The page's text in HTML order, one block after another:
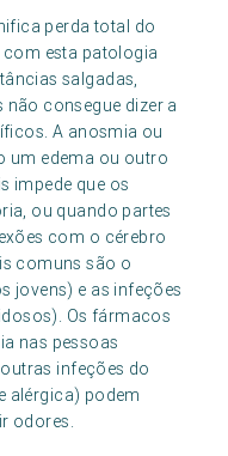
perda total do
esta patologia
salgadas,
consegue dizer a
A anosmia ou
um edema ou outro
impede que os
ou quando partes
com o cérebro
comuns são o
jovens) e as infeções
Os fármacos
nas pessoas
infeções do
alérgica) podem
odores.